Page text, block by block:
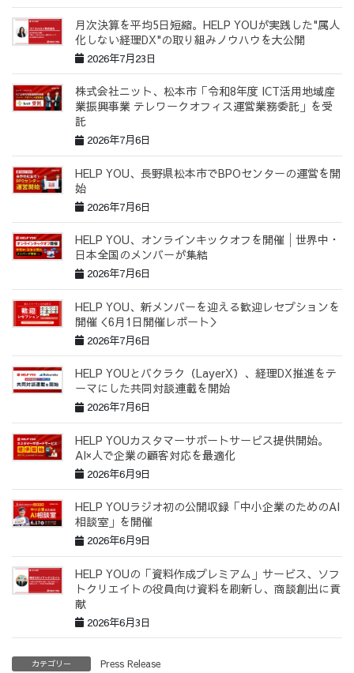
月次決算を平均5日短縮。HELP YOUが実践した"属人
化しない経理DX"の取り組みノウハウを大公開
2026年7月23日
株式会社ニット、松本市「令和8年度 ICT活用地域産
業振興事業 テレワークオフィス運営業務委託」を受
託
2026年7月6日
HELP YOU、長野県松本市でBPOセンターの運営を開
始
2026年7月6日
HELP YOU、オンラインキックオフを開催│世界中・
日本全国のメンバーが集結
2026年7月6日
HELP YOU、新メンバーを迎える歓迎レセプションを
開催＜6月1日開催レポート＞
2026年7月6日
HELP YOUとバクラク（LayerX）、経理DX推進をテ
ーマにした共同対談連載を開始
2026年7月6日
HELP YOUカスタマーサポートサービス提供開始。
AI×人で企業の顧客対応を最適化
2026年6月9日
HELP YOUラジオ初の公開収録「中小企業のためのAI
相談室」を開催
2026年6月9日
HELP YOUの「資料作成プレミアム」サービス、ソフ
トクリエイトの役員向け資料を刷新し、商談創出に貢
献
2026年6月3日
カテゴリー Press Release